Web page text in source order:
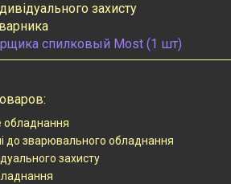
захисту
спилковый Most (1 шт)
до зварювального обладнання
захисту